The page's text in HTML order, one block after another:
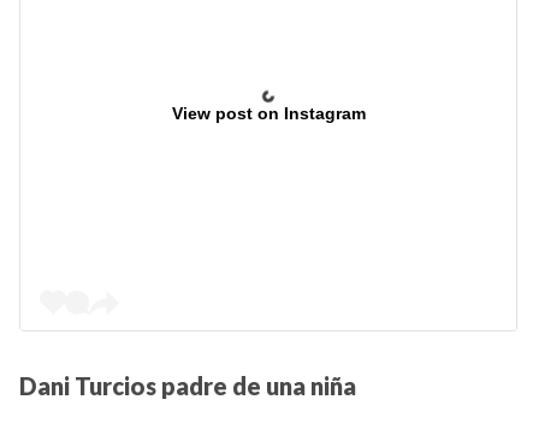
View post on Instagram
Dani Turcios padre de una niña